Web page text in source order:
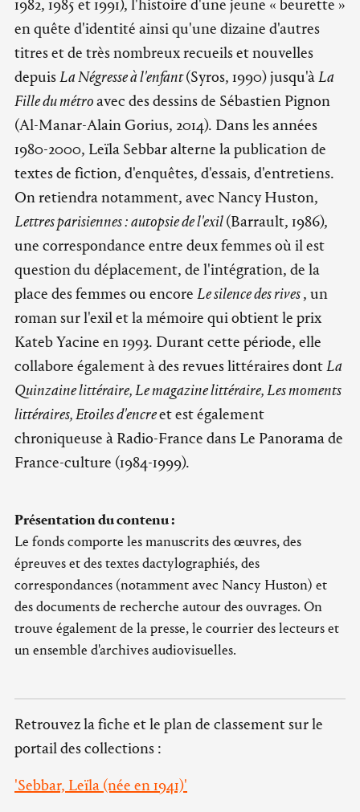
1982, 1985 et 1991), l'histoire d'une jeune « beurette »
en quête d'identité ainsi qu'une dizaine d'autres
titres et de très nombreux recueils et nouvelles
depuisLa Négresse à l'enfant(Syros, 1990) jusqu'àLa
Fille du métroavec des dessins de Sébastien Pignon
(Al-Manar-Alain Gorius, 2014). Dans les années
1980-2000, Leïla Sebbar alterne la publication de
textes de fiction, d'enquêtes, d'essais, d'entretiens.
On retiendra notamment, avec Nancy Huston,
Lettres parisiennes : autopsie de l'exil(Barrault, 1986),
une correspondance entre deux femmes où il est
question du déplacement, de l'intégration, de la
place des femmes ou encore Le silence des rives, un
roman sur l'exil et la mémoire qui obtient le prix
Kateb Yacine en 1993. Durant cette période, elle
collabore également à des revues littéraires dontLa
Quinzaine littéraire, Le magazine littéraire, Les moments
littéraires, Etoiles d'encreet est également
chroniqueuse à Radio-France dans Le Panorama de
France-culture (1984-1999).
Présentation du contenu :
Le fonds comporte les manuscrits des œuvres, des
épreuves et des textes dactylographiés, des
correspondances (notamment avec Nancy Huston) et
des documents de recherche autour des ouvrages. On
trouve également de la presse, le courrier des lecteurs et
un ensemble d'archives audiovisuelles.
Retrouvez la fiche et le plan de classement sur le
portail des collections :
'Sebbar, Leïla (née en 1941)'